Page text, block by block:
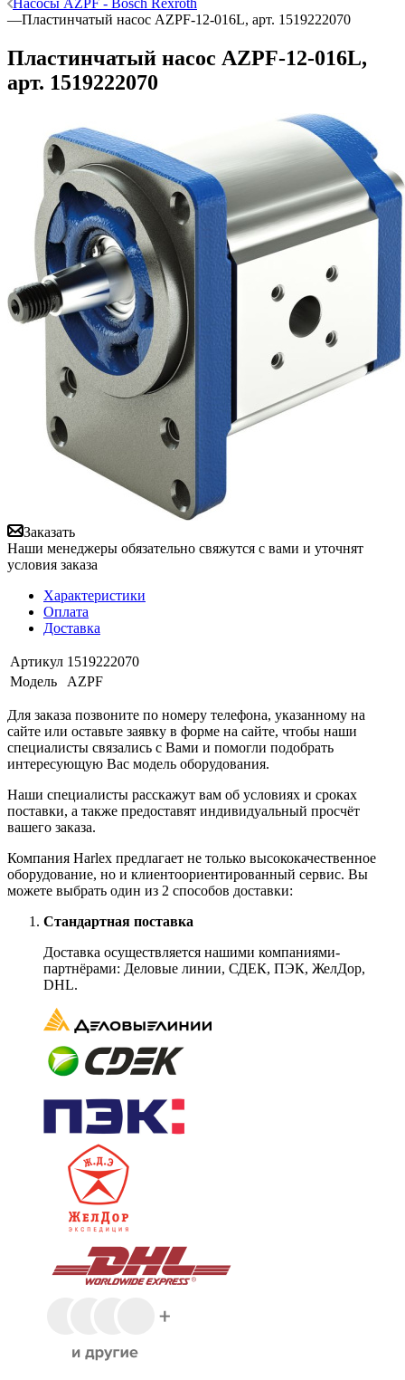
Насосы AZPF - Bosch Rexroth
—Пластинчатый насос AZPF-12-016L, арт. 1519222070
Пластинчатый насос AZPF-12-016L,
арт. 1519222070
Заказать
Наши менеджеры обязательно свяжутся с вами и уточнят
условия заказа
Характеристики
Оплата
Доставка
Артикул 1519222070
Модель
AZPF
Для заказа позвоните по номеру телефона, указанному на
сайте или оставьте заявку в форме на сайте, чтобы наши
специалисты связались с Вами и помогли подобрать
интересующую Вас модель оборудования.
Наши специалисты расскажут вам об условиях и сроках
поставки, а также предоставят индивидуальный просчёт
вашего заказа.
Компания Harlex предлагает не только высококачественное
оборудование, но и клиентоориентированный сервис. Вы
можете выбрать один из 2 способов доставки:
Стандартная поставка
Доставка осуществляется нашими компаниями-
партнёрами: Деловые линии, СДЕК, ПЭК, ЖелДор,
DHL.